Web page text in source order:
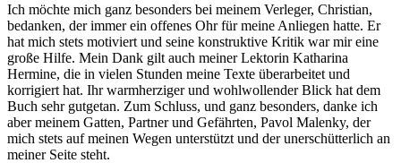
Ich möchte mich ganz besonders bei meinem Verleger, Christian,
bedanken, der immer ein offenes Ohr für meine Anliegen hatte. Er
hat mich stets motiviert und seine konstruktive Kritik war mir eine
große Hilfe. Mein Dank gilt auch meiner Lektorin Katharina
Hermine, die in vielen Stunden meine Texte überarbeitet und
korrigiert hat. Ihr warmherziger und wohlwollender Blick hat dem
Buch sehr gutgetan. Zum Schluss, und ganz besonders, danke ich
aber meinem Gatten, Partner und Gefährten, Pavol Malenky, der
mich stets auf meinen Wegen unterstützt und der unerschütterlich an
meiner Seite steht.